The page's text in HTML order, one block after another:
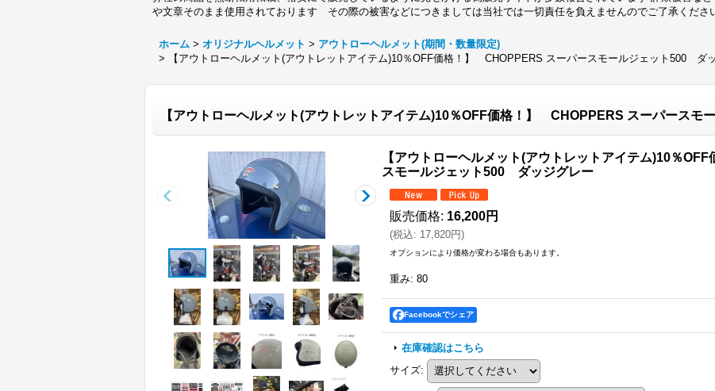
や文章そのまま使用されております その際の被害などにつきましては当社では一切責任を負えませんのでご了承くだ
ホーム > オリジナルヘルメット > アウトローヘルメット(期間・数量限定)
>
【アウトローヘルメット(アウトレットアイテム)10％OFF価格！】 CHOPPERS スーパースモールジェット500 ダ
【アウトローヘルメット(アウトレットアイテム)10％OFF価格！】 CHOPPERS スーパース
【アウトローヘルメット(アウトレットアイテム)10％
スモールジェット500 ダッジグレー
販売価格: 16,200円
(税込: 17,820円)
オプションにより価格が変わる場合もあります。
重み: 80
Facebookでシェア
在庫確認はこちら
サイズ: